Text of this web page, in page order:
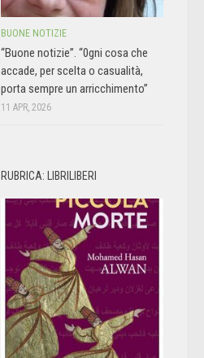
BUONE NOTIZIE
“Buone notizie”. “0gni cosa che
accade, per scelta o casualità,
porta sempre un arricchimento”
11 APR, 2026
RUBRICA: LIBRILIBERI